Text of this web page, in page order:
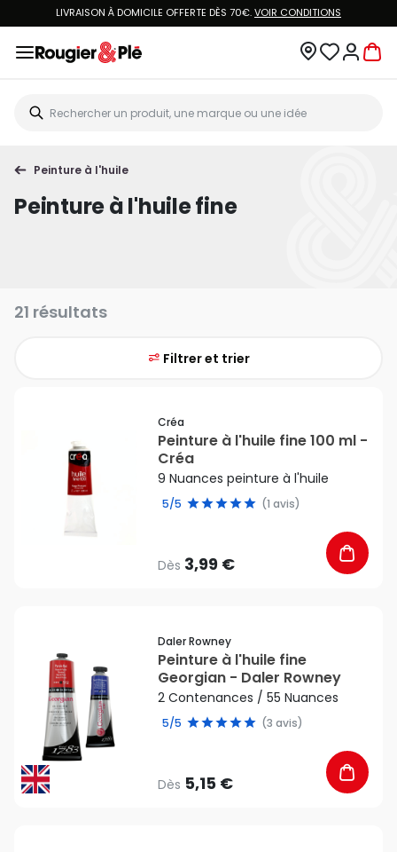
LIVRAISON À DOMICILE OFFERTE DÈS 70€.VOIR CONDITIONS
Peinture à l'huile
Peinture à l'huile fine
21 résultats
Filtrer et trier
Créa
Peinture à l'huile fine 100 ml -
Créa
9 Nuances peinture à l'huile
5/5 (1 avis)
Dès 3,99 €
Daler Rowney
Peinture à l'huile fine
Georgian - Daler Rowney
2 Contenances / 55 Nuances
5/5 (3 avis)
Dès 5,15 €